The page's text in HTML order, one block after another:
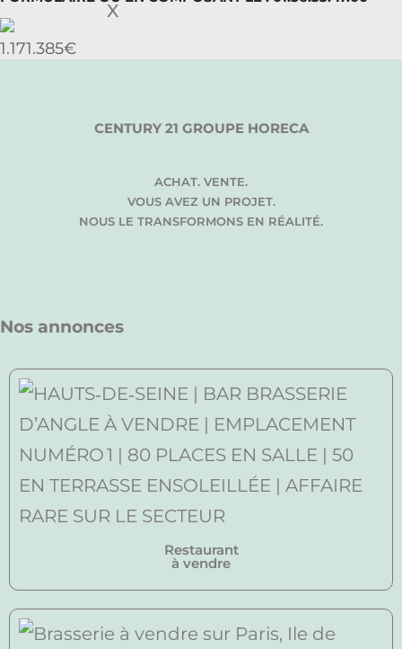
X
1.171.385€
CENTURY 21 GROUPE HORECA
ACHAT. VENTE.
VOUS AVEZ UN PROJET.
NOUS LE TRANSFORMONS EN RÉALITÉ.
Nos annonces
Restaurant
à vendre